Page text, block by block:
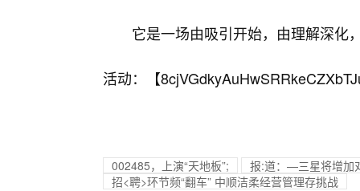
它是一场由吸引开始，由理解深化
活动：【
002485，上演“天地板”;
报:道：—三星将增加
招<聘>环节频“翻车” 中顺洁柔经营管理存挑战